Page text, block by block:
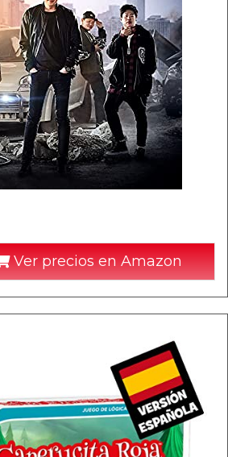
Ver precios en Amazon